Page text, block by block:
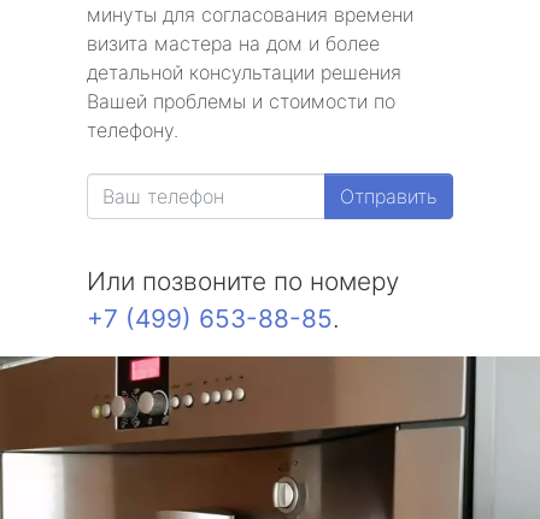
минуты для согласования времени
визита мастера на дом и более
детальной консультации решения
Вашей проблемы и стоимости по
телефону.
Отправить
Или позвоните по номеру
+7 (499) 653-88-85.